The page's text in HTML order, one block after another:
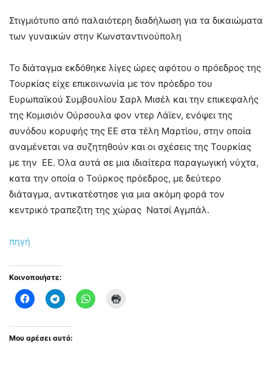
Στιγμιότυπο από παλαιότερη διαδήλωση για τα δικαιώματα
των γυναικών στην Κωνσταντινούπολη
Το διάταγμα εκδόθηκε λίγες ώρες αφότου ο πρόεδρος της
Τουρκίας είχε επικοινωνία με τον πρόεδρο του
Ευρωπαϊκού Συμβουλίου Σαρλ Μισέλ και την επικεφαλής
της Κομισιόν Ούρσουλα φον ντερ Λάϊεν, ενόψει της
συνόδου κορυφής της ΕΕ στα τέλη Μαρτίου, στην οποία
αναμένεται να συζητηθούν και οι σχέσεις της Τουρκίας
με την ΕΕ. Όλα αυτά σε μια ιδιαίτερα παραγωγική νύχτα,
κατα την οποία ο Τούρκος πρόεδρος, με δεύτερο
διάταγμα, αντικατέστησε για μια ακόμη φορά τον
κεντρικό τραπεζιτη της χώρας Νατσί Αγμπάλ.
πηγή
Κοινοποιήστε:
Μου αρέσει αυτό: